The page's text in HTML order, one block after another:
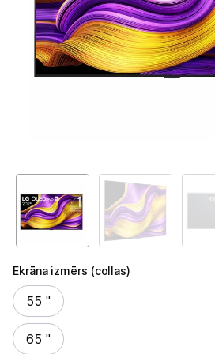
Televizoru stiprinājumi
TV rāmji
Pārsprieguma aizsargi
TV statīvi
Tet Virszemes televīzija
TV iekārtas
Ekrāna izmērs (collas)
Ekrāna izmērs (collas)
55 "
65 "